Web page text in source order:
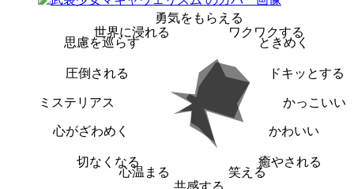
勇気をもらえる
ワクワクする
ときめく
ドキッとする
かっこいい
かわいい
癒やされる
笑える
共感する
心温まる
切なくなる
心がざわめく
ミステリアス
圧倒される
思慮を巡らす
世界に浸れる